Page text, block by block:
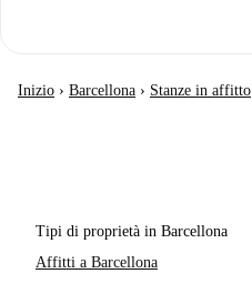
Inizio › Barcellona › Stanze in affitto
Tipi di proprietà in Barcellona
Affitti a Barcellona